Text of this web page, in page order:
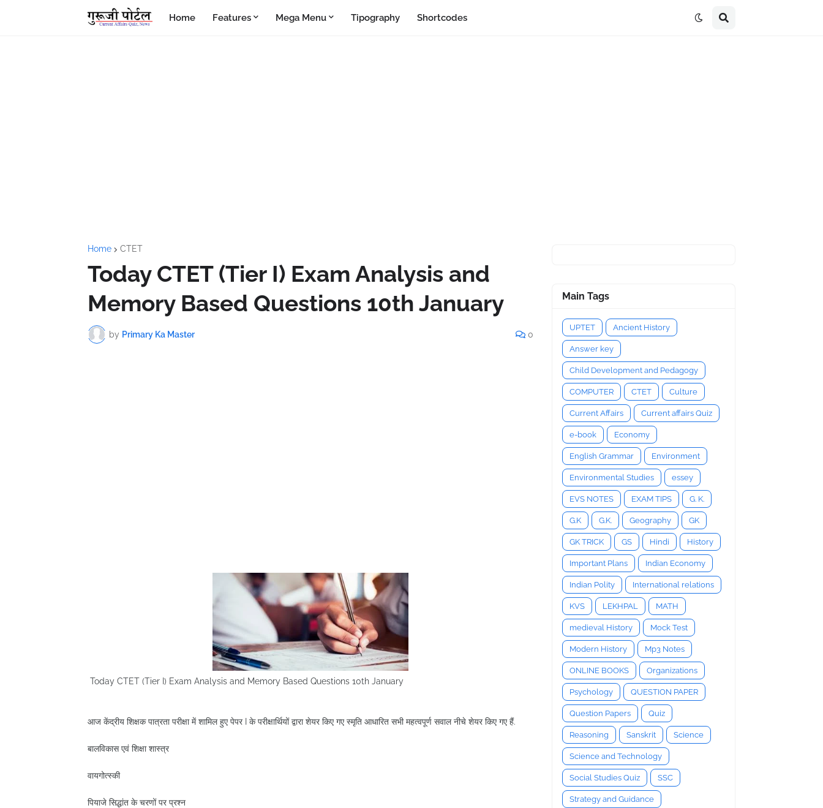
Home Features Mega Menu Tipography Shortcodes
Home CTET
Today CTET (Tier I) Exam Analysis and
Memory Based Questions 10th January
by Primary Ka Master 0
Today CTET (Tier I) Exam Analysis and Memory Based Questions 10th January
आज केंद्रीय शिक्षक पात्रता परीक्षा में शामिल हुए पेपर I के परीक्षार्थियों द्वारा शेयर किए गए स्मृति आधारित सभी महत्वपूर्ण सवाल नीचे शेयर किए गए हैं.
बालविकास एवं शिक्षा शास्त्र
वायगोत्स्की
पियाजे सिद्धांत के चरणों पर प्रश्न
Main Tags
UPTET Ancient History
Answer key
Child Development and Pedagogy
COMPUTER CTET Culture
Current Affairs Current affairs Quiz
e-book Economy
English Grammar Environment
Environmental Studies essey
EVS NOTES EXAM TIPS G. K.
G.K G.K. Geography GK
GK TRICK GS Hindi History
Important Plans Indian Economy
Indian Polity International relations
KVS LEKHPAL MATH
medieval History Mock Test
Modern History Mp3 Notes
ONLINE BOOKS Organizations
Psychology QUESTION PAPER
Question Papers Quiz
Reasoning Sanskrit Science
Science and Technology
Social Studies Quiz SSC
Strategy and Guidance